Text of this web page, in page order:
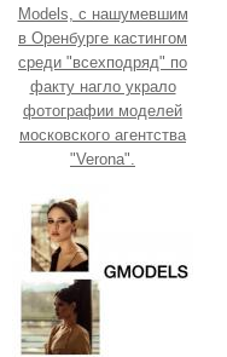
Models, с нашумевшим
в Оренбурге кастингом
среди "всехподряд" по
факту нагло украло
фотографии моделей
московского агентства
"Verona".